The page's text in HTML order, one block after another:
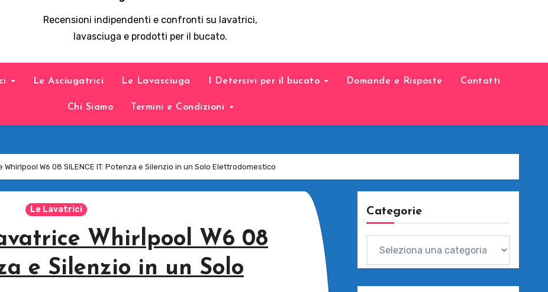
Recensioni indipendenti e confronti su lavatrici,
lavasciuga e prodotti per il bucato.
Le Asciugatrici Le Lavasciuga I Detersivi per il bucato Domande e Risposte Contatti
Chi Siamo Termini e Condizioni
W6 08 SILENCE IT: Potenza e Silenzio in un Solo Elettrodomestico
Le Lavatrici
Whirlpool W6 08
e Silenzio in un Solo
Categorie